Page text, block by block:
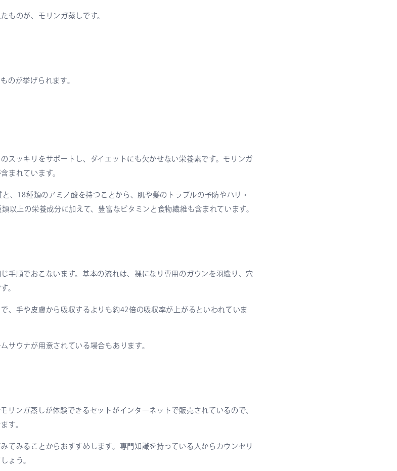
ものが、モリンガ蒸しです。
のが挙げられます。
スッキリをサポートし、ダイエットにも欠かせない栄養素です。モリンガ
まれています。
、18種類のアミノ酸を持つことから、肌や髪のトラブルの予防やハリ・
以上の栄養成分に加えて、豊富なビタミンと食物繊維も含まれています。
手順でおこないます。基本の流れは、裸になり専用のガウンを羽織り、穴
。
、手や皮膚から吸収するよりも約42倍の吸収率が上がるといわれていま
サウナが用意されている場合もあります。
リンガ蒸しが体験できるセットがインターネットで販売されているので、
す。
てみることからおすすめします。専門知識を持っている人からカウンセリ
ょう。